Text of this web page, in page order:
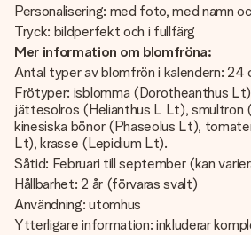
Personalisering: med foto, med namn
Tryck: bildperfekt och i fullfärg
Mer information om blomfröna:
Antal typer av blomfrön i kalendern: 24
Frötyper: isblomma (Dorotheanthus
jättesolros (Helianthus L Lt), smultron
kinesiska bönor (Phaseolus Lt),
Lt), krasse (Lepidium Lt).
Såtid: Februari till september (kan
Hållbarhet: 2 år (förvaras svalt)
Användning: utomhus
Ytterligare information: inkluderar